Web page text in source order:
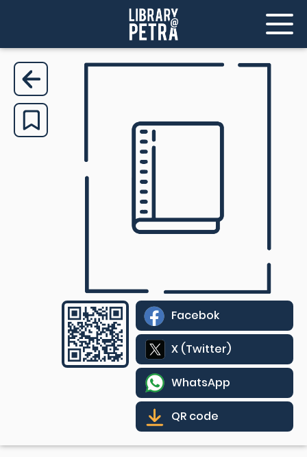
Facebok
X (Twitter)
WhatsApp
QR code